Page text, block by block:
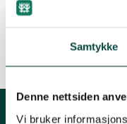
Samtykke
Denne nettsiden
Vi bruker